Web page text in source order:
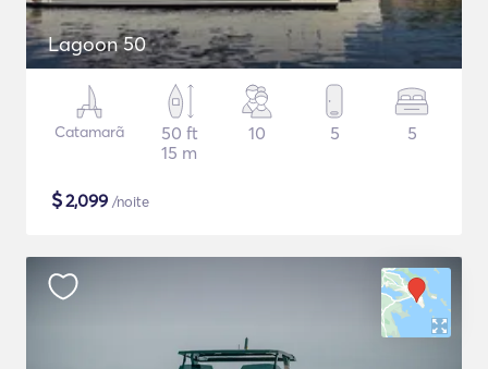
Lagoon 50
Catamarã
50 ft
15 m
10 5 5
$2,099 /noite